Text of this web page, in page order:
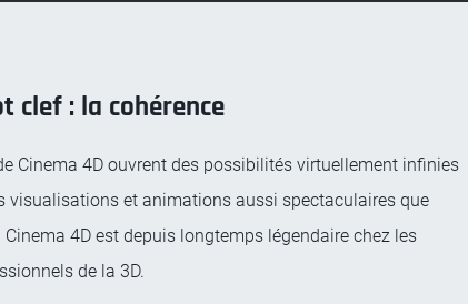
clef : la cohérence
Cinema 4D ouvrent des possibilités virtuellement infinies
visualisations et animations aussi spectaculaires que
4D est depuis longtemps légendaire chez les
de la 3D.